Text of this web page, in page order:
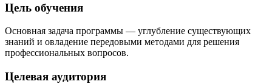
Цель обучения
Основная задача программы — углубление существующих
знаний и овладение передовыми методами для решения
профессиональных вопросов.
Целевая аудитория